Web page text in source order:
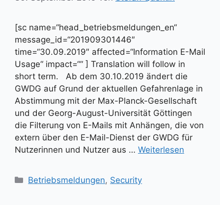
[sc name=“head_betriebsmeldungen_en“
message_id=“201909301446″
time=“30.09.2019″ affected=“Information E-Mail
Usage“ impact=““ ] Translation will follow in
short term. Ab dem 30.10.2019 ändert die
GWDG auf Grund der aktuellen Gefahrenlage in
Abstimmung mit der Max-Planck-Gesellschaft
und der Georg-August-Universität Göttingen
die Filterung von E-Mails mit Anhängen, die von
extern über den E-Mail-Dienst der GWDG für
Nutzerinnen und Nutzer aus … Weiterlesen
Kategorien
Betriebsmeldungen, Security